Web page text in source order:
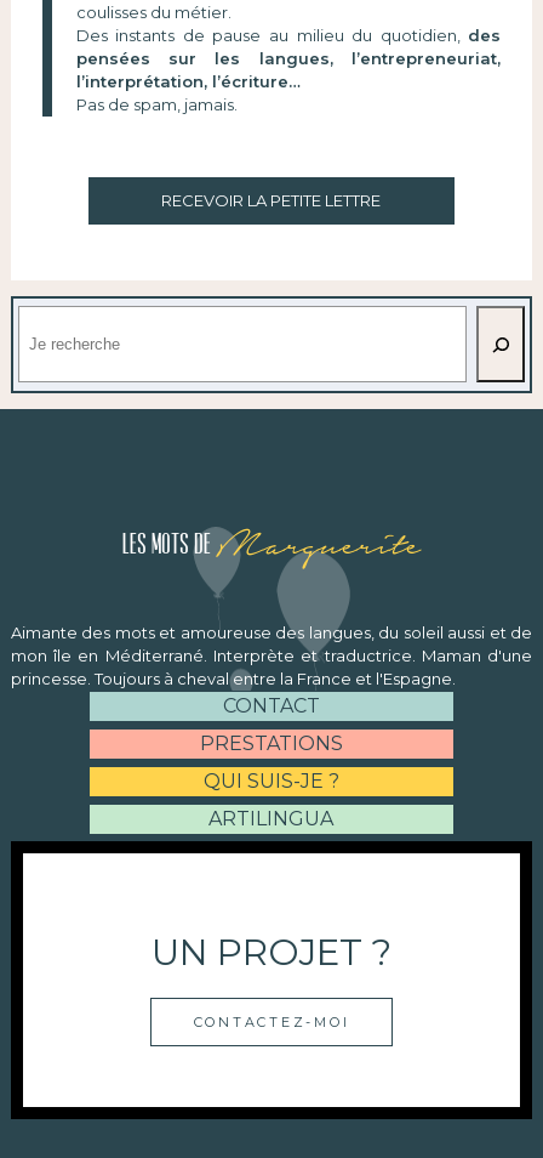
coulisses du métier.
Des instants de pause au milieu du quotidien, des
pensées sur les langues, l’entrepreneuriat,
l’interprétation, l’écriture…
Pas de spam, jamais.
RECEVOIR LA PETITE LETTRE
Les mots de Marguerite
Aimante des mots et amoureuse des langues, du soleil aussi et de
mon île en Méditerrané. Interprète et traductrice. Maman d'une
princesse. Toujours à cheval entre la France et l'Espagne.
CONTACT
PRESTATIONS
QUI SUIS-JE ?
ARTILINGUA
UN PROJET ?
CONTACTEZ-MOI